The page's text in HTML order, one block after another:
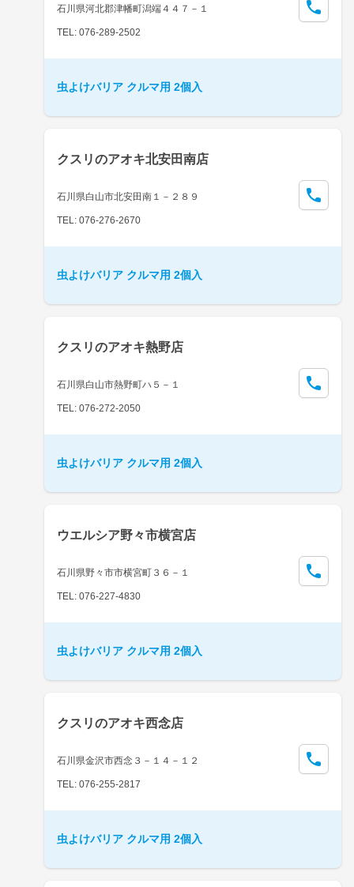
石川県河北郡津幡町潟端４４７－１
TEL: 076-289-2502
虫よけバリア クルマ用 2個入
クスリのアオキ北安田南店
石川県白山市北安田南１－２８９
TEL: 076-276-2670
虫よけバリア クルマ用 2個入
クスリのアオキ熱野店
石川県白山市熱野町ハ５－１
TEL: 076-272-2050
虫よけバリア クルマ用 2個入
ウエルシア野々市横宮店
石川県野々市市横宮町３６－１
TEL: 076-227-4830
虫よけバリア クルマ用 2個入
クスリのアオキ西念店
石川県金沢市西念３－１４－１２
TEL: 076-255-2817
虫よけバリア クルマ用 2個入